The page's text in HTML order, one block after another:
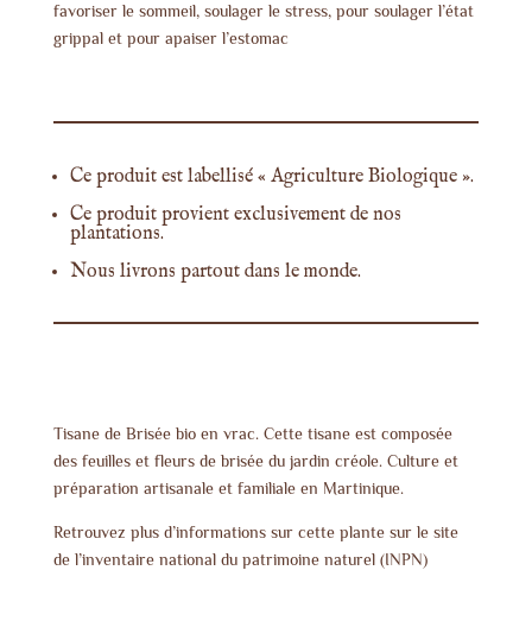
favoriser le sommeil, soulager le stress, pour soulager l’état
grippal et pour apaiser l’estomac
Ce produit est labellisé « Agriculture Biologique ».
Ce produit provient exclusivement de nos
plantations.
Nous livrons partout dans le monde.
Tisane de Brisée bio en vrac. Cette tisane est composée
des feuilles et fleurs de brisée du jardin créole. Culture et
préparation artisanale et familiale en Martinique.
Retrouvez plus d’informations sur cette plante sur le site
de l’inventaire national du patrimoine naturel (INPN)